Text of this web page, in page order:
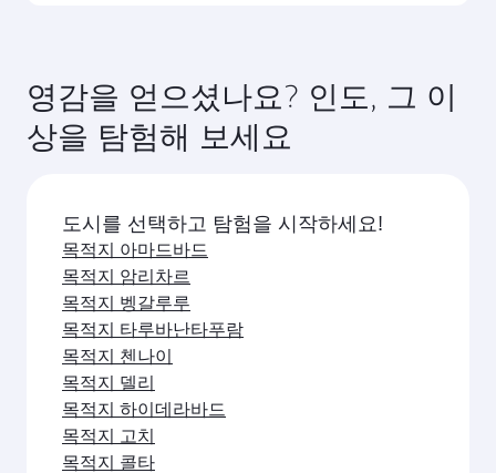
수요, 노선 인기, 좌석 등급별 잔여 좌석 상황에 따라
달라집니다.
영감을 얻으셨나요? 인도, 그 이
상을 탐험해 보세요
도시를 선택하고 탐험을 시작하세요!
목적지 아마드바드
목적지 암리차르
목적지 벵갈루루
목적지 타루바난타푸람
목적지 첸나이
목적지 델리
목적지 하이데라바드
목적지 고치
목적지 콜타